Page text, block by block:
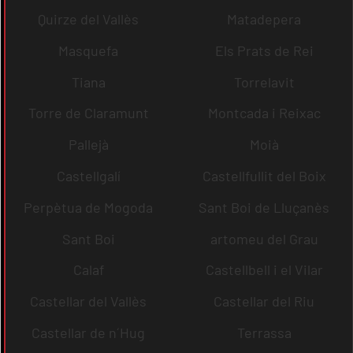
Quirze del Vallès
Matadepera
Masquefa
Els Prats de Rei
Tiana
Torrelavit
Torre de Claramunt
Montcada i Reixac
Pallejà
Moià
Castellgalí
Castellfullit del Boix
Perpètua de Mogoda
Sant Boi de Lluçanès
Sant Boi
artomeu del Grau
Calaf
Castellbell i el Vilar
Castellar del Vallès
Castellar del Riu
Castellar de n´Hug
Terrassa